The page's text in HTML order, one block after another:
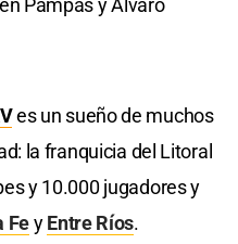
Pampas y Álvaro
es un sueño de muchos
la franquicia del Litoral
y 10.000 jugadores y
FeyEntre Ríos.